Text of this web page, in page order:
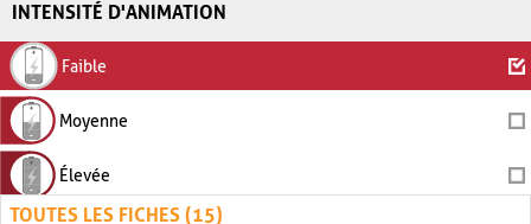
INTENSITÉ D'ANIMATION
Faible
Moyenne
Élevée
TOUTES LES FICHES (15)